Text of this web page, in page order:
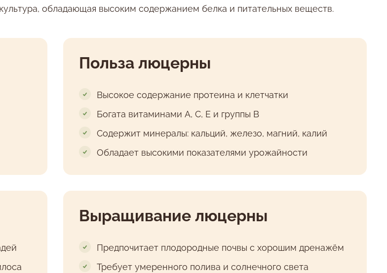
обладающая высоким содержанием белка и питательных веществ.
Польза люцерны
Высокое содержание протеина и клетчатки
Богата витаминами A, C, E и группы B
Содержит минералы: кальций, железо, магний, калий
Обладает высокими показателями урожайности
Выращивание люцерны
Предпочитает плодородные почвы с хорошим дренажём
Требует умеренного полива и солнечного света